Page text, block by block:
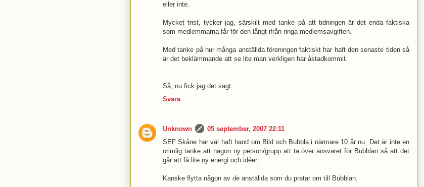
eller inte.
Mycket trist, tycker jag, särskilt med tanke på att tidningen är det enda faktiska
som medlemmarna får för den långt ifrån ringa medlemsavgiften.
Med tanke på hur många anställda föreningen faktiskt har haft den senaste tiden så
är det beklämmande att se lite man verkligen har åstadkommit.
Så, nu fick jag det sagt.
Svara
Unknown
05 september, 2007 22:11
SEF Skåne har väl haft hand om Bild och Bubbla i närmare 10 år nu. Det är inte en
orimlig tanke att någon ny person/grupp att ta över ansvaret för Bubblan så att det
går att få lite ny energi och idéer.
Kanske flytta någon av de anställda som du pratar om till Bubblan.